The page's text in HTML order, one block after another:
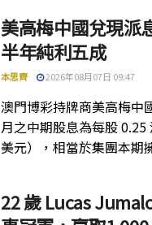
美高梅中國兌現派
半年純利五成
本思齊 2026年08月07日 09:47
澳門博彩持牌商美高梅中
月之中期股息為每股
美元），相當於集團本期
22 歲 Lucas